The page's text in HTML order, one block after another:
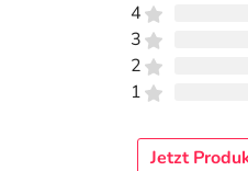
4
3
2
1
Jetzt